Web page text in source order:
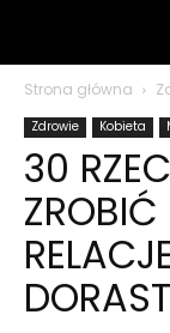
polsku
Strona główna
Zdrowie Kobieta
30